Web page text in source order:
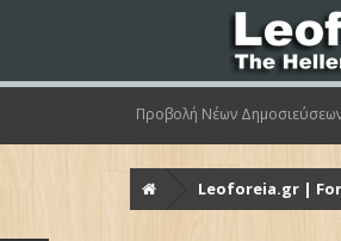
Προβολή Νέων
Leoforeia.gr |